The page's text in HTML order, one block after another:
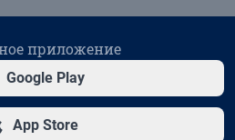
приложение
Google Play
App Store